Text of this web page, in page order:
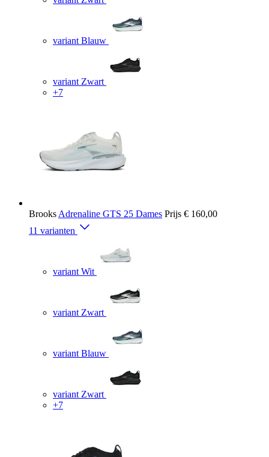
variant Blauw
variant Zwart
+7
Brooks Adrenaline GTS 25 Dames Prijs € 160,00
11 varianten
variant Wit
variant Zwart
variant Blauw
variant Zwart
+7